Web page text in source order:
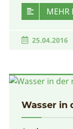
25.04.2016
MEHR
Wasser in